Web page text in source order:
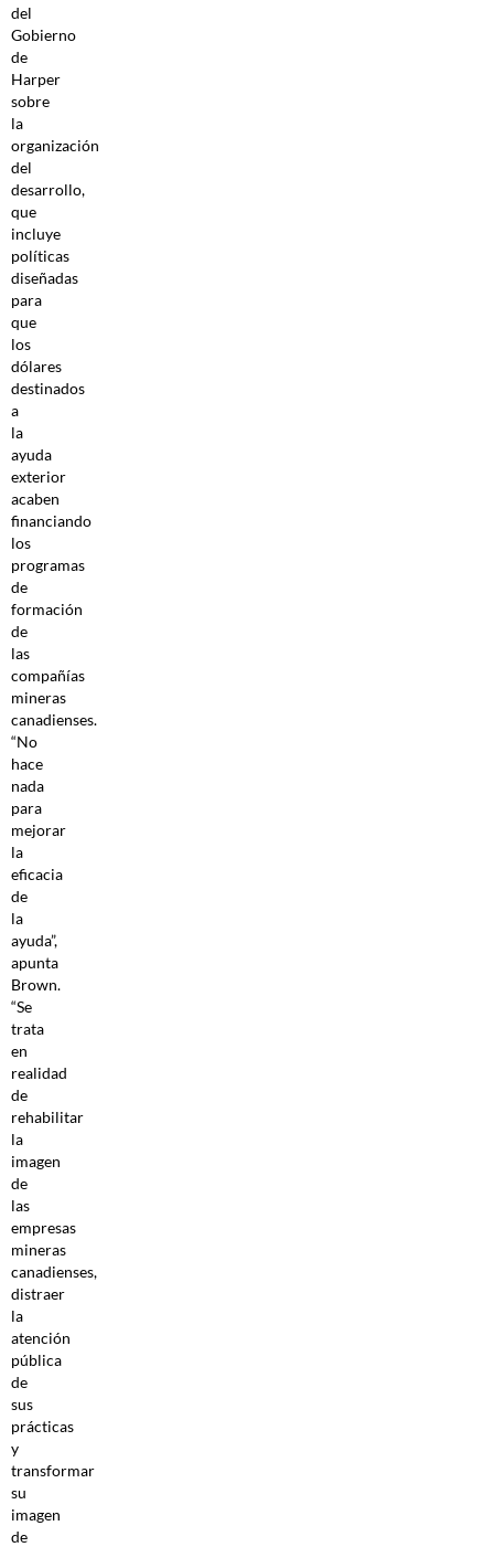
del
Gobierno
de
Harper
sobre
la
organización
del
desarrollo,
que
incluye
políticas
diseñadas
para
que
los
dólares
destinados
a
la
ayuda
exterior
acaben
financiando
los
programas
de
formación
de
las
compañías
mineras
canadienses.
“No
hace
nada
para
mejorar
la
eficacia
de
la
ayuda”,
apunta
Brown.
“Se
trata
en
realidad
de
rehabilitar
la
imagen
de
las
empresas
mineras
canadienses,
distraer
la
atención
pública
de
sus
prácticas
y
transformar
su
imagen
de